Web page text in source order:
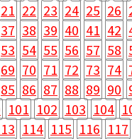
21 22 23 24 25 26
37 38 39 40 41 42
53 54 55 56 57 58
69 70 71 72 73 74
85 86 87 88 89 90
101 102 103 104
114 115 116 117